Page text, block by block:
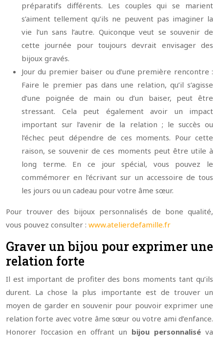
préparatifs différents. Les couples qui se marient
s’aiment tellement qu’ils ne peuvent pas imaginer la
vie l’un sans l’autre. Quiconque veut se souvenir de
cette journée pour toujours devrait envisager des
bijoux gravés.
Jour du premier baiser ou d’une première rencontre :
Faire le premier pas dans une relation, qu’il s’agisse
d’une poignée de main ou d’un baiser, peut être
stressant. Cela peut également avoir un impact
important sur l’avenir de la relation ; le succès ou
l’échec peut dépendre de ces moments. Pour cette
raison, se souvenir de ces moments peut être utile à
long terme. En ce jour spécial, vous pouvez le
commémorer en l’écrivant sur un accessoire de tous
les jours ou un cadeau pour votre âme sœur.
Pour trouver des bijoux personnalisés de bone qualité,
vous pouvez consulter : www.atelierdefamille.fr
Graver un bijou pour exprimer une
relation forte
Il est important de profiter des bons moments tant qu’ils
durent. La chose la plus importante est de trouver un
moyen de garder en souvenir pour pouvoir exprimer une
relation forte avec votre âme sœur ou votre ami d’enfance.
Honorer l’occasion en offrant un bijou personnalisé va